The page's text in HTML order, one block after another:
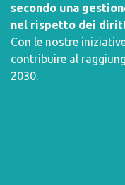
secondo una
nel rispetto dei
Con le nostre
contribuire al
2030